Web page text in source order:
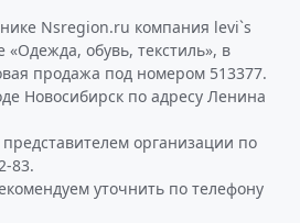
Nsregion.ru компания levi`s
обувь, текстиль», в
продажа под номером 513377.
Новосибирск по адресу Ленина
организации по
83.
уточнить по телефону